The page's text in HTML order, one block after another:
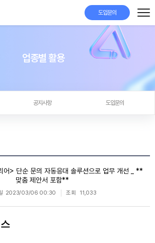
도입문의
업종별 활용
공지사항 도입문의
어> 단순 문의 자동응대 솔루션으로 업무 개선 _ **
맞춤 제안서 포함**
2023/03/06 00:30 조회 11,033